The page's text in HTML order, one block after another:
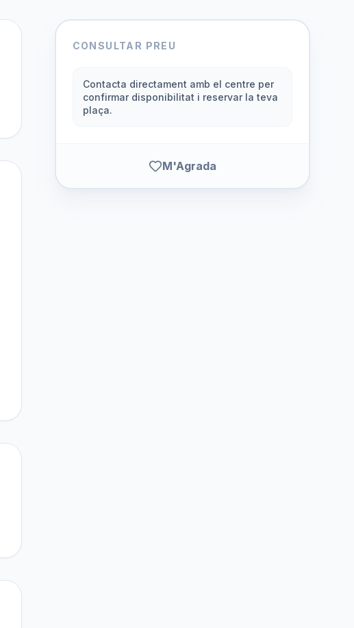
CONSULTAR PREU
Contacta directament amb el centre per
confirmar disponibilitat i reservar la teva
plaça.
M'Agrada